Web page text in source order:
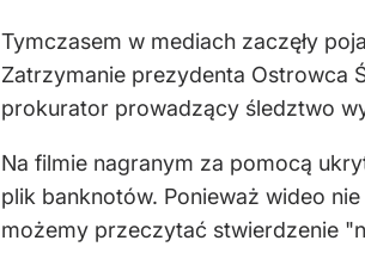
Tymczasem w mediach zaczęły
Zatrzymanie prezydenta Ostrowca
prokurator prowadzący śledztwo
Na filmie nagranym za pomocą
plik banknotów. Ponieważ wideo
możemy przeczytać stwierdzenie